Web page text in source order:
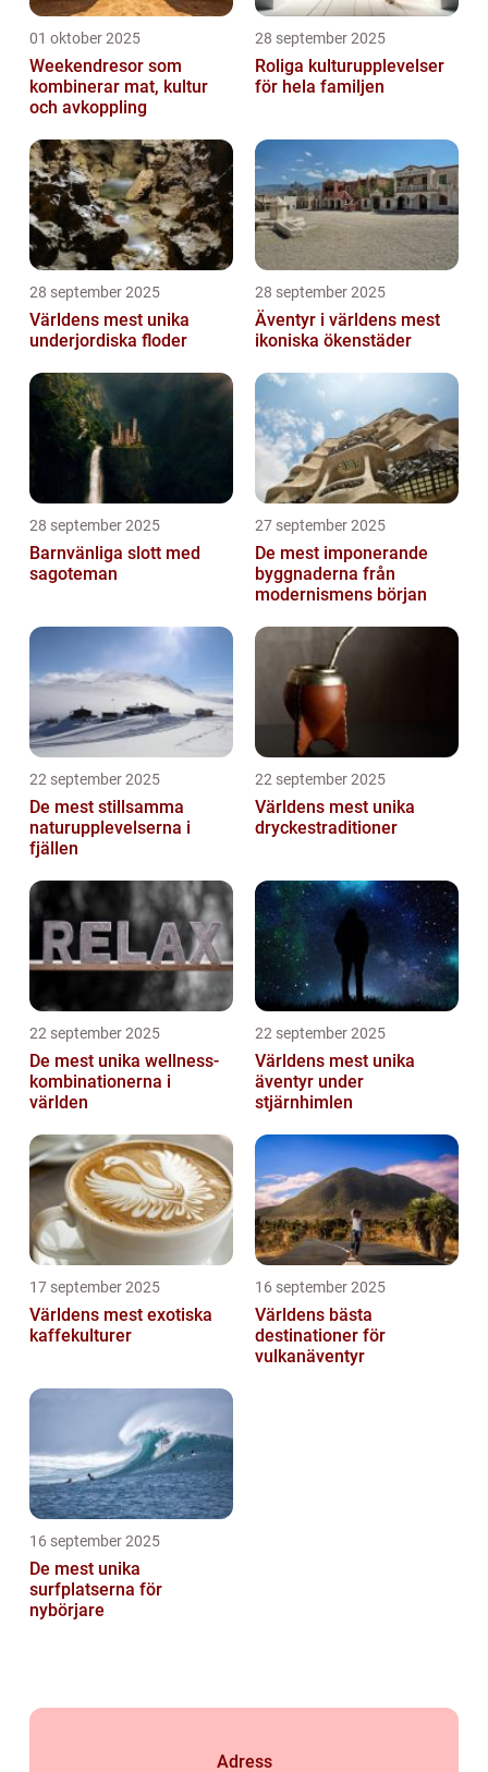
01 oktober 2025
Weekendresor som
kombinerar mat, kultur
och avkoppling
28 september 2025
Roliga kulturupplevelser
för hela familjen
28 september 2025
Världens mest unika
underjordiska floder
28 september 2025
Äventyr i världens mest
ikoniska ökenstäder
28 september 2025
Barnvänliga slott med
sagoteman
27 september 2025
De mest imponerande
byggnaderna från
modernismens början
22 september 2025
De mest stillsamma
naturupplevelserna i
fjällen
22 september 2025
Världens mest unika
dryckestraditioner
22 september 2025
De mest unika wellness-
kombinationerna i
världen
22 september 2025
Världens mest unika
äventyr under
stjärnhimlen
17 september 2025
Världens mest exotiska
kaffekulturer
16 september 2025
Världens bästa
destinationer för
vulkanäventyr
16 september 2025
De mest unika
surfplatserna för
nybörjare
Adress